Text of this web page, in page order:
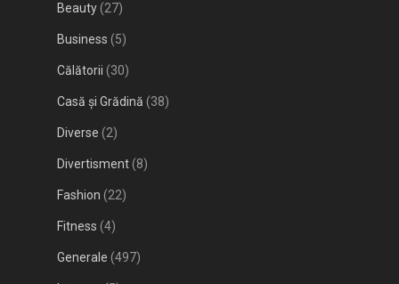
Beauty(27)
Business (5)
Călătorii (30)
Casă și Grădină (38)
Diverse (2)
Divertisment(8)
Fashion (22)
Fitness (4)
Generale (497)